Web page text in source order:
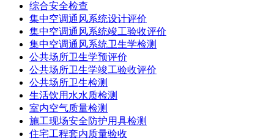
综合安全检查
集中空调通风系统设计评价
集中空调通风系统竣工验收评价
集中空调通风系统卫生学检测
公共场所卫生学预评价
公共场所卫生学竣工验收评价
公共场所卫生检测
生活饮用水水质检测
室内空气质量检测
施工现场安全防护用具检测
住宅工程套内质量验收